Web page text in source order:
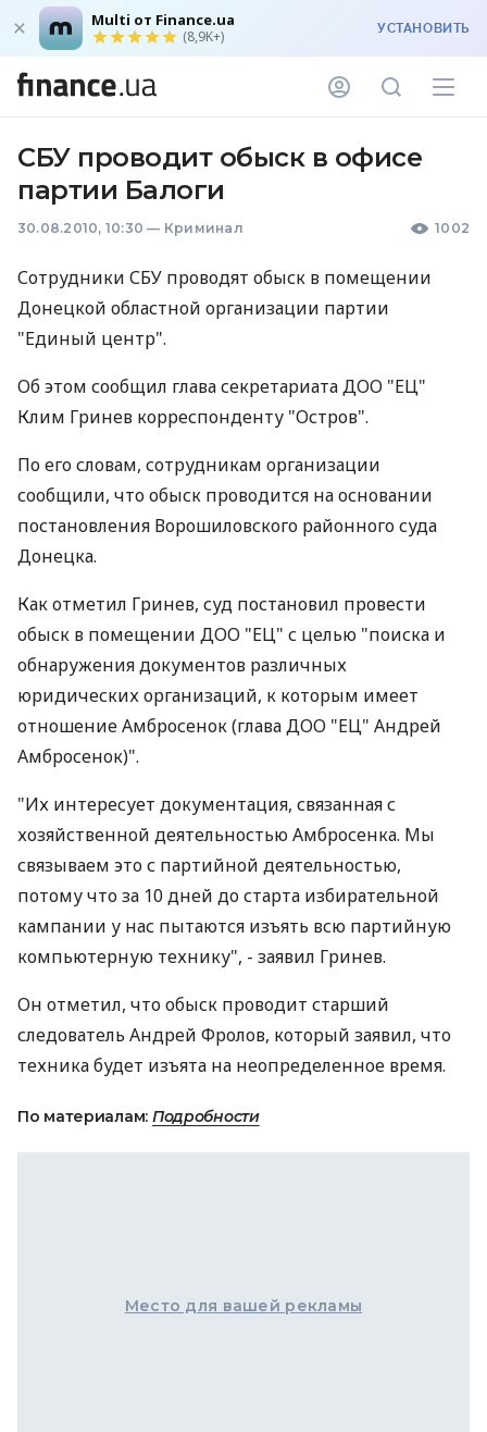
Multi от Finance.ua
(8,9K+) УСТАНОВИТЬ
СБУ проводит обыск в офисе
партии Балоги
30.08.2010, 10:30 — Криминал 1002
Сотрудники СБУ проводят обыск в помещении
Донецкой областной организации партии
"Единый центр".
Об этом сообщил глава секретариата ДОО "ЕЦ"
Клим Гринев корреспонденту "Остров".
По его словам, сотрудникам организации
сообщили, что обыск проводится на основании
постановления Ворошиловского районного суда
Донецка.
Как отметил Гринев, суд постановил провести
обыск в помещении ДОО "ЕЦ" с целью "поиска и
обнаружения документов различных
юридических организаций, к которым имеет
отношение Амбросенок (глава ДОО "ЕЦ" Андрей
Амбросенок)".
"Их интересует документация, связанная с
хозяйственной деятельностью Амбросенка. Мы
связываем это с партийной деятельностью,
потому что за 10 дней до старта избирательной
кампании у нас пытаются изъять всю партийную
компьютерную технику", - заявил Гринев.
Он отметил, что обыск проводит старший
следователь Андрей Фролов, который заявил, что
техника будет изъята на неопределенное время.
По материалам: Подробности
Место для вашей рекламы